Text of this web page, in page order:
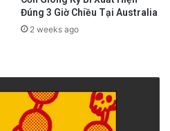
Đúng 3 Giờ Chiều Tại Australia
2 weeks ago